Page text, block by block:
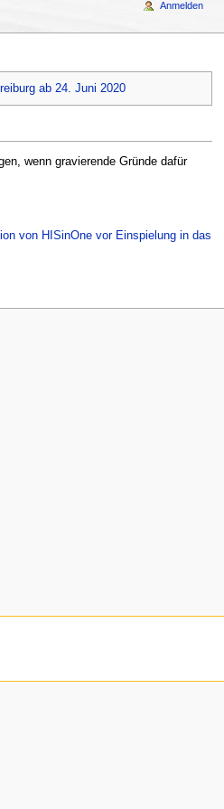
ab 24. Juni 2020
wenn gravierende Gründe dafür
von HISinOne vor Einspielung in das
Anmelden